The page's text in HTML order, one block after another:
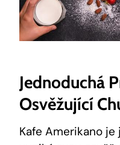
Jednoduchá
Osvěžující
Kafe‍ Amerikano